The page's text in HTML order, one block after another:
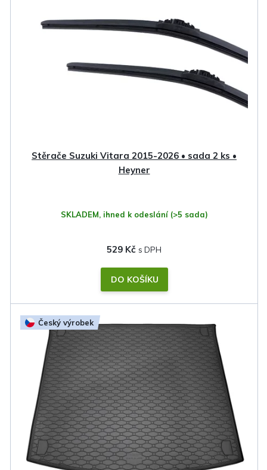
Stěrače Suzuki Vitara 2015-2026 • sada 2 ks •
Heyner
SKLADEM, ihned k odeslání (>5 sada)
529 Kč
DO KOŠÍKU
Český výrobek